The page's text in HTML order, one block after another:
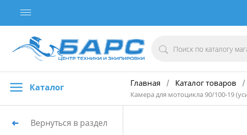
Каталог Главная / Каталог товаров /
Камера для мотоцикла 90/100-19
Вернуться в раздел